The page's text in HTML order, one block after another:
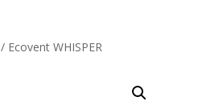
/ Ecovent WHISPER